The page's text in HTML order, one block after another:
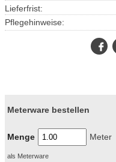
Lieferfrist:
Pflegehinweise:
Meterware bestellen
Menge Meter
als Meterware